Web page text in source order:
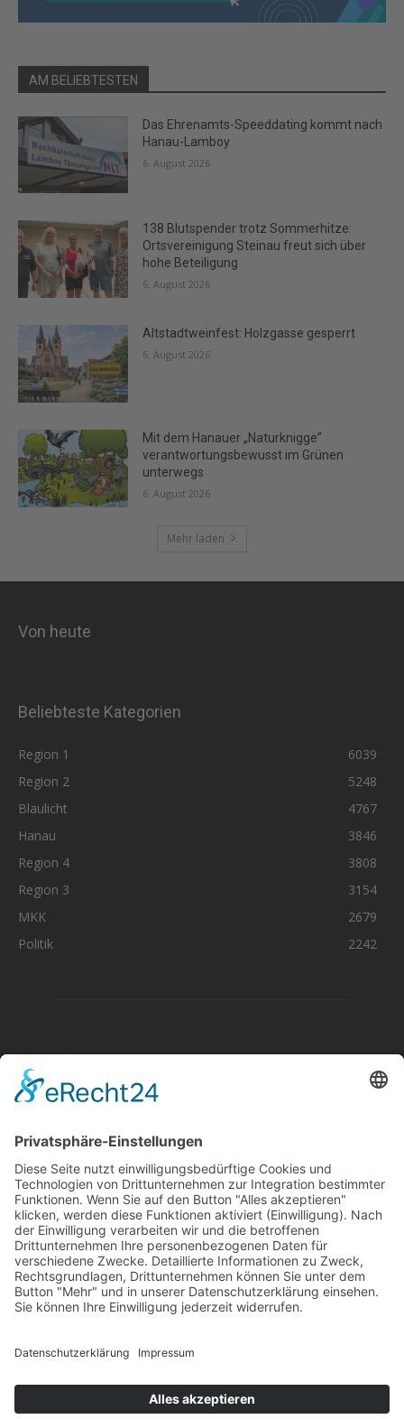
AM BELIEBTESTEN
Das Ehrenamts-Speeddating kommt nach
Hanau-Lamboy
6. August 2026
138 Blutspender trotz Sommerhitze:
Ortsvereinigung Steinau freut sich über
hohe Beteiligung
6. August 2026
Altstadtweinfest: Holzgasse gesperrt
6. August 2026
Mit dem Hanauer „Naturknigge”
verantwortungsbewusst im Grünen
unterwegs
6. August 2026
Mehr laden
Von heute
Beliebteste Kategorien
Region 1
6039
Region 2
5248
Blaulicht
4767
Hanau
3846
Region 4
3808
Region 3
3154
MKK
2679
Politik
2242
Aktuelle Nachrichten aus dem MKK-Kreis.
Kontaktiere uns:team@mkk-echo.de
JetztBericht einreichen
Folge uns auf SocialMedia